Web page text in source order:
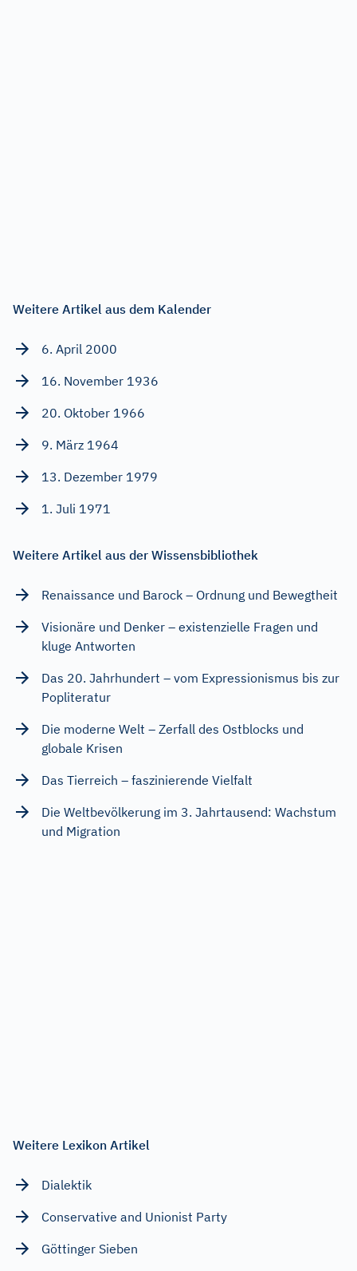
Weitere Artikel aus dem Kalender
6. April 2000
16. November 1936
20. Oktober 1966
9. März 1964
13. Dezember 1979
1. Juli 1971
Weitere Artikel aus der Wissensbibliothek
Renaissance und Barock – Ordnung und Bewegtheit
Visionäre und Denker – existenzielle Fragen und
kluge Antworten
Das 20. Jahrhundert – vom Expressionismus bis zur
Popliteratur
Die moderne Welt – Zerfall des Ostblocks und
globale Krisen
Das Tierreich – faszinierende Vielfalt
Die Weltbevölkerung im 3. Jahrtausend: Wachstum
und Migration
Weitere Lexikon Artikel
Dialektik
Conservative and Unionist Party
Göttinger Sieben